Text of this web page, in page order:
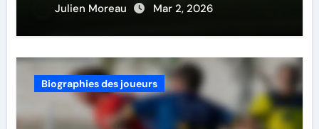
Julien Moreau Mar 2, 2026
Biographies des joueurs